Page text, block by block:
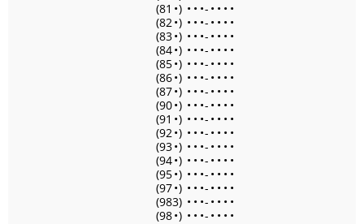
(81 •) • • •- • • • •
(82•) • • •- • • • •
(83•) • • •- • • • •
(84•) • • •- • • • •
(85•) • • •- • • • •
(86•) • • •- • • • •
(87•) • • •- • • • •
(90•) • • •- • • • •
(91 •) • • •- • • • •
(92•) • • •- • • • •
(93•) • • •- • • • •
(94•) • • •- • • • •
(95•) • • •- • • • •
(97•) • • •- • • • •
(983) • • •- • • • •
(98•) • • •- • • • •